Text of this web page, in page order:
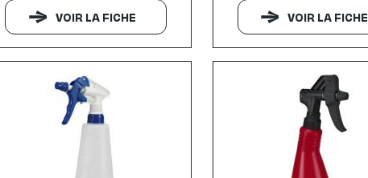
VOIR LA FICHE VOIR LA FICHE